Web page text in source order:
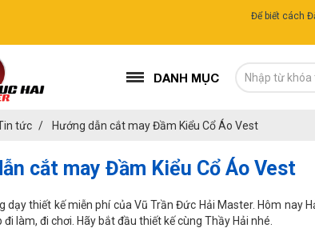
Để biết cách
DANH MỤC
tức Hướng dẫn cắt may Đầm Kiểu Cổ Áo Vest
cắt may Đầm Kiểu Cổ Áo Vest
dạy thiết kế miễn phí của Vũ Trần Đức Hải Master. Hôm nay
làm, đi chơi. Hãy bắt đầu thiết kế cùng Thầy Hải nhé.